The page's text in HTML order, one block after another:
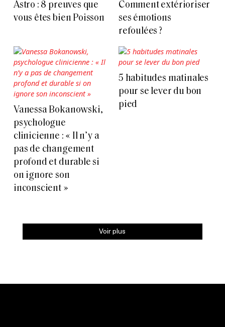
Astro : 8 preuves que
vous êtes bien Poisson
Comment extérioriser
ses émotions
refoulées ?
Vanessa Bokanowski,
psychologue
clinicienne : « Il n’y a
pas de changement
profond et durable si
on ignore son
inconscient »
5 habitudes matinales
pour se lever du bon
pied
Voir plus